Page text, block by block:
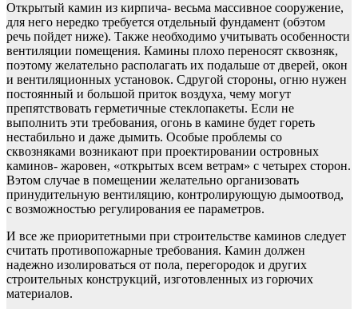
Открытый камин из кирпича- весьма массивное сооружение,
для него нередко требуется отдельный фундамент (обэтом
речь пойдет ниже). Также необходимо учитывать особенности
вентиляции помещения. Камины плохо переносят сквозняк,
поэтому желательно располагать их подальше от дверей, окон
и вентиляционных установок. Сдругой стороны, огню нужен
постоянный и большой приток воздуха, чему могут
препятствовать герметичные стеклопакеты. Если не
выполнить эти требования, огонь в камине будет гореть
нестабильно и даже дымить. Особые проблемы со
сквозняками возникают при проектировании островных
каминов- жаровен, «открытых всем ветрам» с четырех сторон.
Вэтом случае в помещении желательно организовать
принудительную вентиляцию, контролирующую дымоотвод,
с возможностью регулирования ее параметров.
И все же приоритетными при строительстве каминов следует
считать противопожарные требования. Камин должен
надежно изолироваться от пола, перегородок и других
строительных конструкций, изготовленных из горючих
материалов.